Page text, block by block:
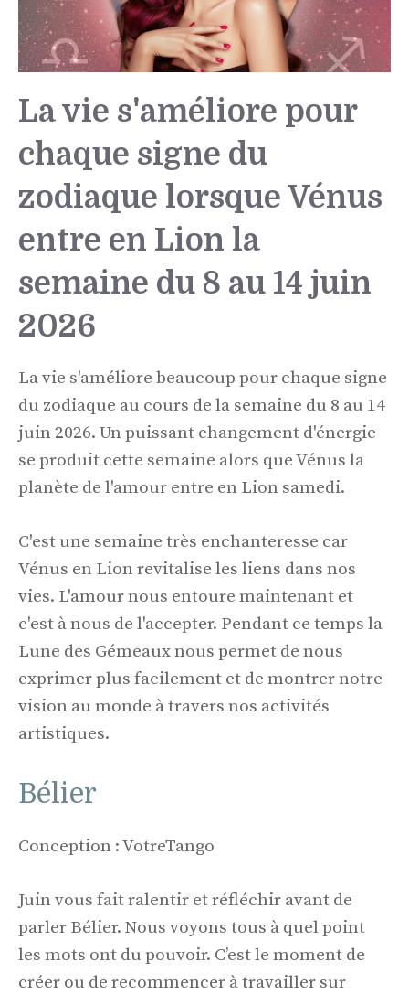
La vie s'améliore pour
chaque signe du
zodiaque lorsque Vénus
entre en Lion la
semaine du 8 au 14 juin
2026
La vie s'améliore beaucoup pour chaque signe
du zodiaque au cours de la semaine du 8 au 14
juin 2026. Un puissant changement d'énergie
se produit cette semaine alors que Vénus la
planète de l'amour entre en Lion samedi.
C'est une semaine très enchanteresse car
Vénus en Lion revitalise les liens dans nos
vies. L'amour nous entoure maintenant et
c'est à nous de l'accepter. Pendant ce temps la
Lune des Gémeaux nous permet de nous
exprimer plus facilement et de montrer notre
vision au monde à travers nos activités
artistiques.
Bélier
Conception : VotreTango
Juin vous fait ralentir et réfléchir avant de
parler Bélier. Nous voyons tous à quel point
les mots ont du pouvoir. C’est le moment de
créer ou de recommencer à travailler sur